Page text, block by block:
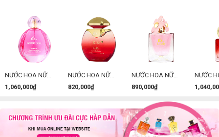
NƯỚC HOA NỮ
CHARME GOOD
GIRL 100ML ( PHIÊN
1,060,000₫
NƯỚC HOA NỮ
CHARME KISS
100ML
820,000₫
NƯỚC HOA NỮ
CHARME LONELY
75ML
890,000₫
NƯỚC
100ML